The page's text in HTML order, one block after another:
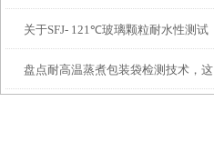
讨
关于SFJ- 121℃玻璃颗粒耐水性测试
方面
盘点耐高温蒸煮包装袋检测技术，这